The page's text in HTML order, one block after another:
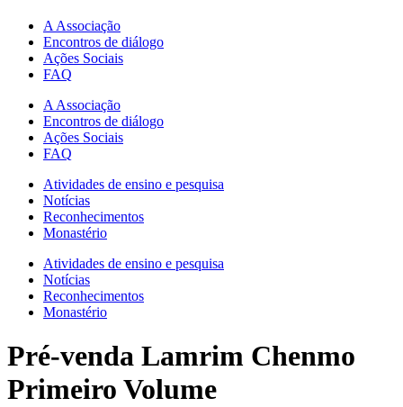
A Associação
Encontros de diálogo
Ações Sociais
FAQ
A Associação
Encontros de diálogo
Ações Sociais
FAQ
Atividades de ensino e pesquisa
Notícias
Reconhecimentos
Monastério
Atividades de ensino e pesquisa
Notícias
Reconhecimentos
Monastério
Pré-venda Lamrim Chenmo
Primeiro Volume